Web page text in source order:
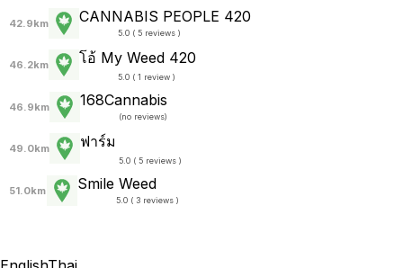
42.9km CANNABIS PEOPLE 420
5.0 ( 5 reviews )
46.2km โอ้ My Weed 420
5.0 ( 1 review )
46.9km 168Cannabis
(no reviews)
49.0km ฟาร์ม
5.0 ( 5 reviews )
51.0km Smile Weed
5.0 ( 3 reviews )